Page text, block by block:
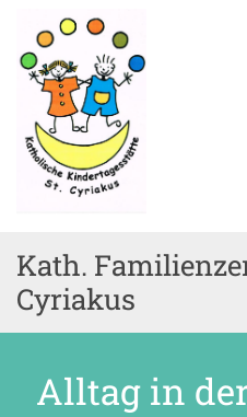
Zum Inhalt springen
Kath.
Cyriakus
Alltag in